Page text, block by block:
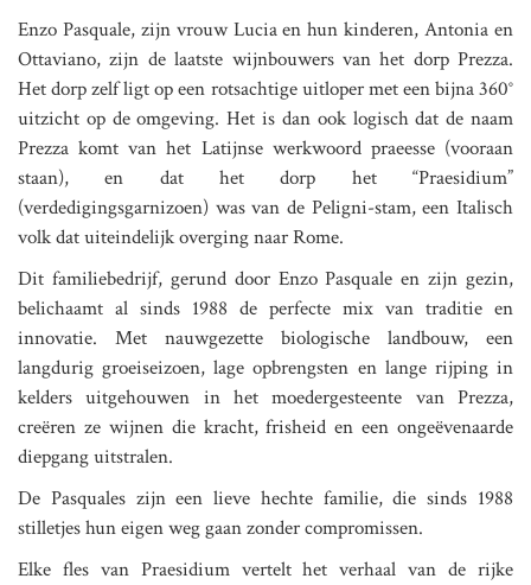
Enzo Pasquale, zijn vrouw Lucia en hun kinderen, Antonia en
Ottaviano, zijn de laatste wijnbouwers van het dorp Prezza.
Het dorp zelf ligt op een rotsachtige uitloper met een bijna 360°
uitzicht op de omgeving. Het is dan ook logisch dat de naam
Prezza komt van het Latijnse werkwoord praeesse (vooraan
staan), en dat het dorp het “Praesidium”
(verdedigingsgarnizoen) was van de Peligni-stam, een Italisch
volk dat uiteindelijk overging naar Rome.
Dit familiebedrijf, gerund door Enzo Pasquale en zijn gezin,
belichaamt al sinds 1988 de perfecte mix van traditie en
innovatie. Met nauwgezette biologische landbouw, een
langdurig groeiseizoen, lage opbrengsten en lange rijping in
kelders uitgehouwen in het moedergesteente van Prezza,
creëren ze wijnen die kracht, frisheid en een ongeëvenaarde
diepgang uitstralen.
De Pasquales zijn een lieve hechte familie, die sinds 1988
stilletjes hun eigen weg gaan zonder compromissen.
Elke fles van Praesidium vertelt het verhaal van de rijke